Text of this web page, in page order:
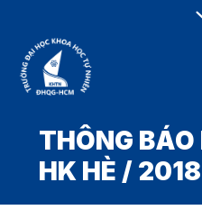
THÔNG BÁO
HK HÈ /